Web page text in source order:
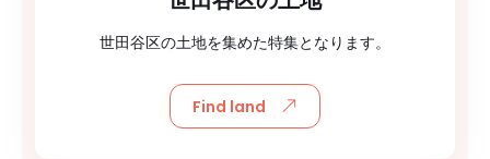
世田谷区の土地を集めた特集となります。
Find land